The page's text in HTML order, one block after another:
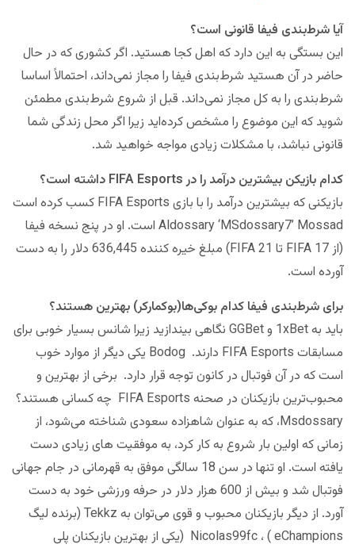
آیا شرط‌‌بندی فیفا قانونی است؟
این بستگی به این دارد که اهل کجا هستید. اگر کشوری که در حال
حاضر در آن هستید شرط‌‌بندی فیفا را مجاز نمی‌داند، احتمالاً اساسا
شرط‌‌بندی را به کل مجاز نمی‌داند. قبل از شروع شرط‌‌بندی مطمئن
شوید که این موضوع را مشخص کرده‌اید زیرا اگر محل زندگی شما
قانونی نباشد، با مشکلات زیادی مواجه خواهید شد.
کدام بازیکن بیشترین درآمد را در FIFA Esports داشته است؟
بازیکنی که بیشترین درآمد را با بازی FIFA Esports کسب کرده است
Aldossary ‘MSdossary7’ Mossad است. او در پنج نسخه فیفا
(از FIFA 17 تا FIFA 21) مبلغ خیره کننده 636,445 دلار را به دست
آورده است.
برای شرط‌‌بندی فیفا کدام بوکی‌ها(بوکمارکر) بهترین هستند؟
باید به 1xBet و GGBet نگاهی بیندازید زیرا شانس بسیار خوبی برای
مسابقات FIFA Esports دارند. Bodog یکی دیگر از موارد خوب
است که در آن فوتبال در کانون توجه قرار دارد. برخی از بهترین و
محبوب‌ترین بازیکنان در صحنه FIFA Esports چه کسانی هستند؟
Msdossary، که به عنوان شاهزاده سعودی شناخته می‌شود، از
زمانی که اولین بار شروع به کار کرد، به موفقیت های زیادی دست
یافته است. او تنها در سن 18 سالگی موفق به قهرمانی در جام جهانی
فوتبال شد و بیش از 600 هزار دلار در حرفه ورزشی خود به دست
آورد. از دیگر بازیکنان محبوب و قوی می‌توان به Tekkz (برنده لیگ
eChampions ) ، Nicolas99fc (یکی از بهترین بازیکنان پلی